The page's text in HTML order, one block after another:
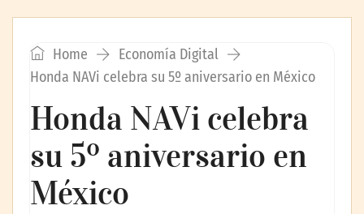
Home
Economía Digital
Honda NAVi celebra su 5º aniversario en México
Honda NAVi celebra
su 5º aniversario en
México